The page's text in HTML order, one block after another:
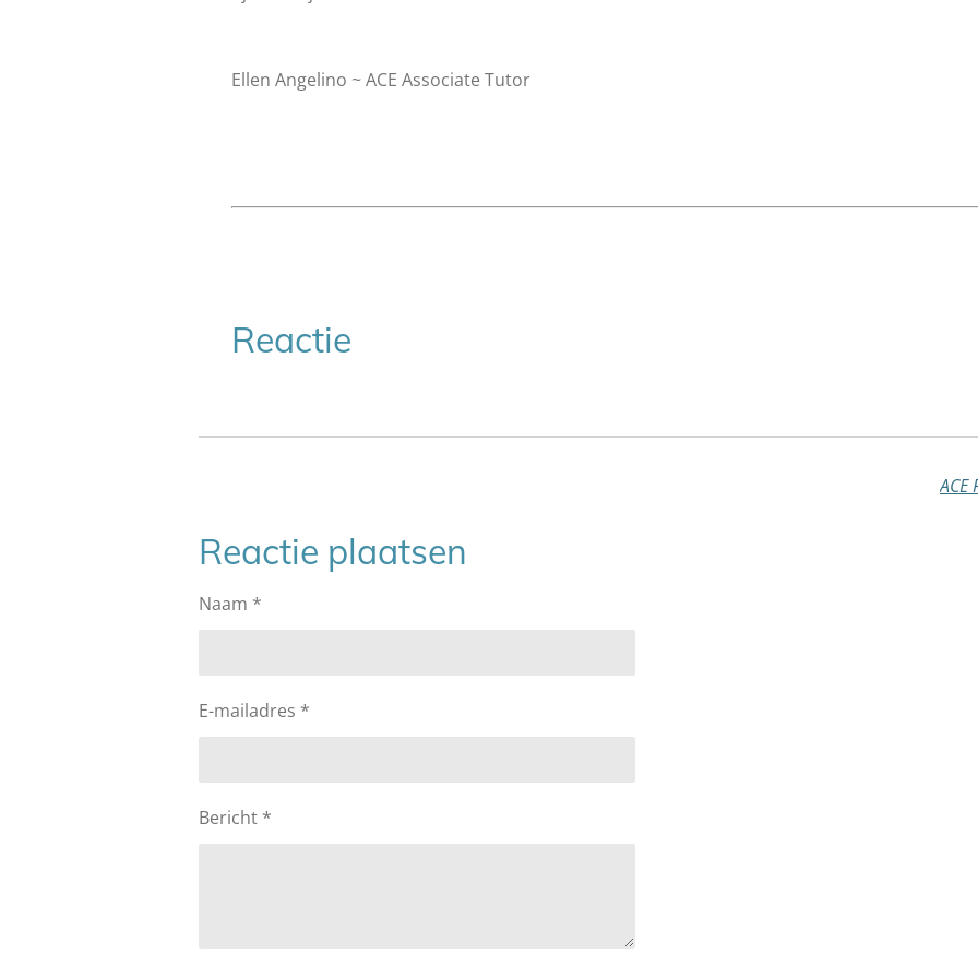
Ellen Angelino ~ ACE Associate Tutor
Reactie
Reactie plaatsen
Naam *
E-mailadres *
Bericht *